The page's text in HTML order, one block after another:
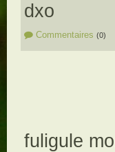
dxo
Commentaires (0)
fuligule